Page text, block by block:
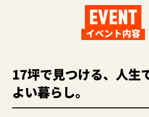
EVENT
イベント内容
17坪で見つける、人生
よい暮らし。